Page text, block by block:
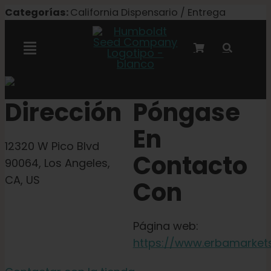
Ir
contenido
Categorías:California Dispensario / Entrega
Alternar
Semillas feminizadas
Semillas Autoflower
Dirección
12320 W Pico Blvd
90064, Los Angeles,
CA, US
Póngase
En
Contacto
Con
Página web:
https://